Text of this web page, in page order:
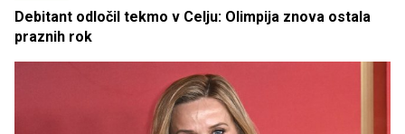
Debitant odločil tekmo v Celju: Olimpija znova ostala
praznih rok